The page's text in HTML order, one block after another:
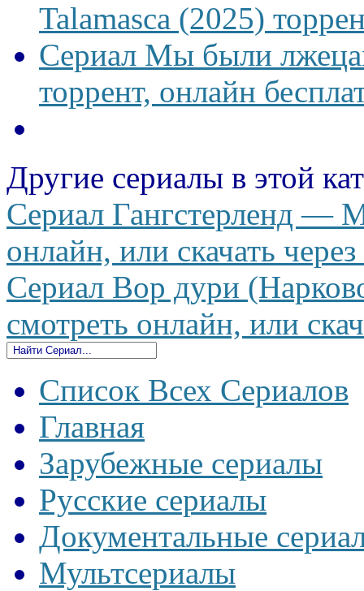
Talamasca (2025)
Сериал Мы были
торрент, онлайн
Другие сериалы в этой
Сериал Гангстерленд —
онлайн, или скачать
Сериал Вор дури
смотреть онлайн, или
Список Всех Сериалов
Главная
Зарубежные сериалы
Русские сериалы
Документальные
Мультсериалы